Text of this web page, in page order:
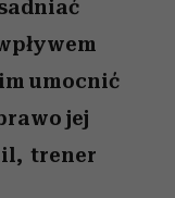
umocnić
jej
trener